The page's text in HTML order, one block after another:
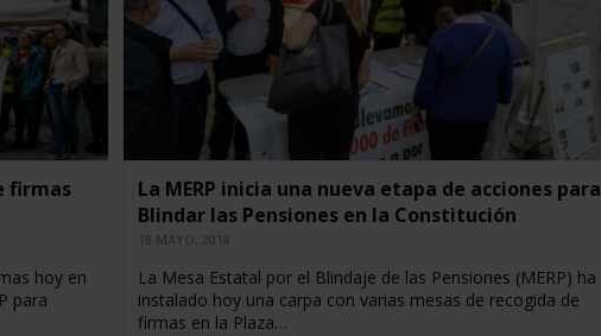
firmas
hoy en
para
La MERP inicia una nueva etapa de acciones para
Blindar las Pensiones en la Constitución
18 MAYO, 2018
La Mesa Estatal por el Blindaje de las Pensiones (MERP) ha
instalado hoy una carpa con varias mesas de recogida de
firmas en la Plaza…